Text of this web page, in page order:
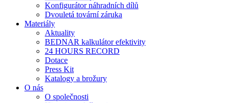
Konfigurátor náhradních dílů
Dvouletá tovární záruka
Materiály
Aktuality
BEDNAR kalkulátor efektivity
24 HOURS RECORD
Dotace
Press Kit
Katalogy a brožury
O nás
O společnosti